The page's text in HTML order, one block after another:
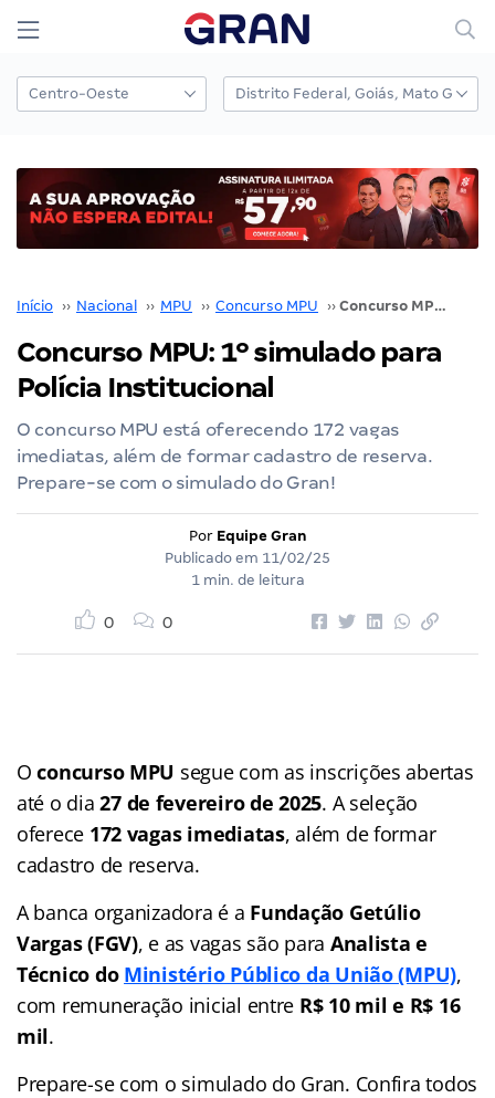
Início ›› Nacional ›› MPU ›› Concurso MPU ›› Concurso MPU: 1º simulado para Polícia Institucional
Concurso MPU: 1º simulado para
Polícia Institucional
O concurso MPU está oferecendo 172 vagas
imediatas, além de formar cadastro de reserva.
Prepare-se com o simulado do Gran!
Por Equipe Gran
Publicado em 11/02/25
1 min. de leitura
0 0
Oconcurso MPU segue com as inscrições abertas
até o dia27 de fevereiro de 2025. A seleção
oferece 172 vagas imediatas, além de formar
cadastro de reserva.
A banca organizadora é a Fundação Getúlio
Vargas (FGV), e as vagas são para Analista e
Técnico do Ministério Público da União (MPU),
com remuneração inicial entre R$ 10 mil e R$ 16
mil.
Prepare-se com o simulado do Gran. Confira todos